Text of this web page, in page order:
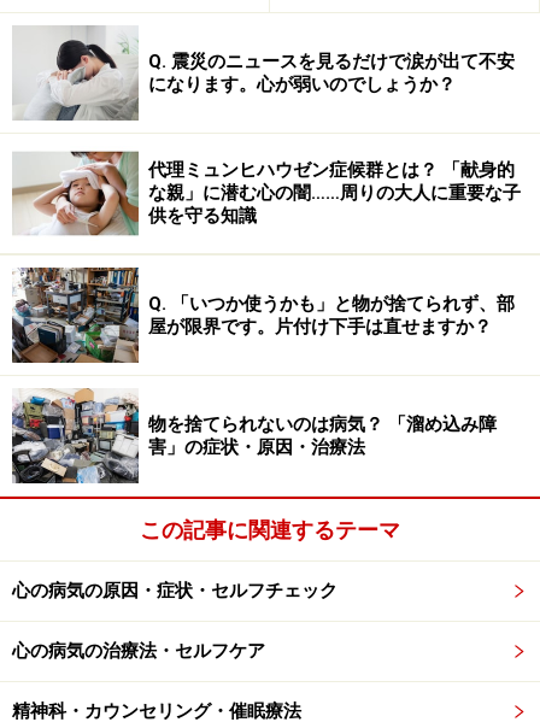
起こり得ます。
こうした強迫行為は不合理なほど物事に手間を掛けてし
まう事になり、日常生活の効率を大きく低下させる可能
性があります。もし生活に
必要な事をこなせなくなって
いたら、「強迫神経症」のレベルになっている可能性に
は要注意です。
その原因は単にストレス、それとも？
強迫行為の問題点はその不合理性にありますが、人は必
ずしも常に合理的に行動するとは限りません。例えば、
自宅から遠いA店でバーゲンがある事を知ったとしま
店に行ってしまった。でも交通費を考慮すれば、実は近
くのB店に行った方が安上がりで、時間もセーブできて
っとも経済的には不合理でも、たまにはその時の気分で
自由気ままに行動した方がストレス解消には良いでしょ
う。
Q. 震災のニュースを見るだけで涙が出て不安
になります。心が弱いのでしょうか？
代理ミュンヒハウゼン症候群とは？ 「献身的
な親」に潜む心の闇……周りの大人に重要な子
供を守る知識
Q. 「いつか使うかも」と物が捨てられず、部
屋が限界です。片付け下手は直せますか？
物を捨てられないのは病気？ 「溜め込み障
害」の症状・原因・治療法
この記事に関連するテーマ
心の病気の原因・症状・セルフチェック
心の病気の治療法・セルフケア
精神科・カウンセリング・催眠療法